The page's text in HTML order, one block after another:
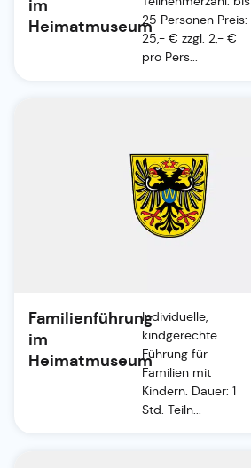
im
Heimatmuseum25 Personen Preis:
25,- € zzgl. 2,- €
pro Pers...
Familienführung
im
Heimatmuseum
Individuelle,
kindgerechte
Führung für
Familien mit
Kindern. Dauer: 1
Std. Teiln...